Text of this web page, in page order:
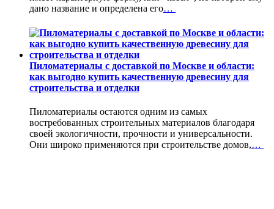
дано название и определена его…
Пиломатериалы с доставкой по Москве и области:
как выгодно купить качественную древесину для
строительства и отделки
Пиломатериалы остаются одним из самых
востребованных строительных материалов благодаря
своей экологичности, прочности и универсальности.
Они широко применяются при строительстве домов,…